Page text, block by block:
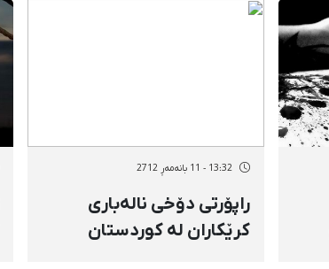
13:32 - 11 بانەمەڕ 2712
راپۆرتی دۆخی نالەباری
كرێكاران لە كوردستان